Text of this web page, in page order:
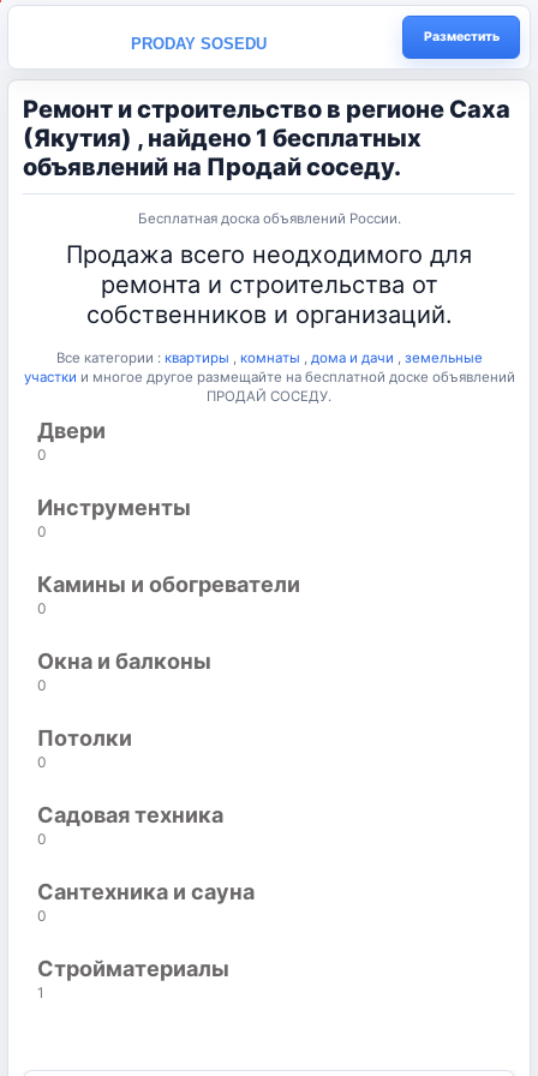
PRODAY SOSEDU Разместить
Ремонт и строительство в регионе Саха
(Якутия) , найдено 1 бесплатных
объявлений на Продай соседу.
Бесплатная доска объявлений России.
Продажа всего неодходимого для
ремонта и строительства от
собственников и организаций.
Все категории : квартиры , комнаты , дома и дачи , земельные
участки и многое другое размещайте на бесплатной доске объявлений
ПРОДАЙ СОСЕДУ.
Двери
0
Инструменты
0
Камины и обогреватели
0
Окна и балконы
0
Потолки
0
Садовая техника
0
Сантехника и сауна
0
Стройматериалы
1